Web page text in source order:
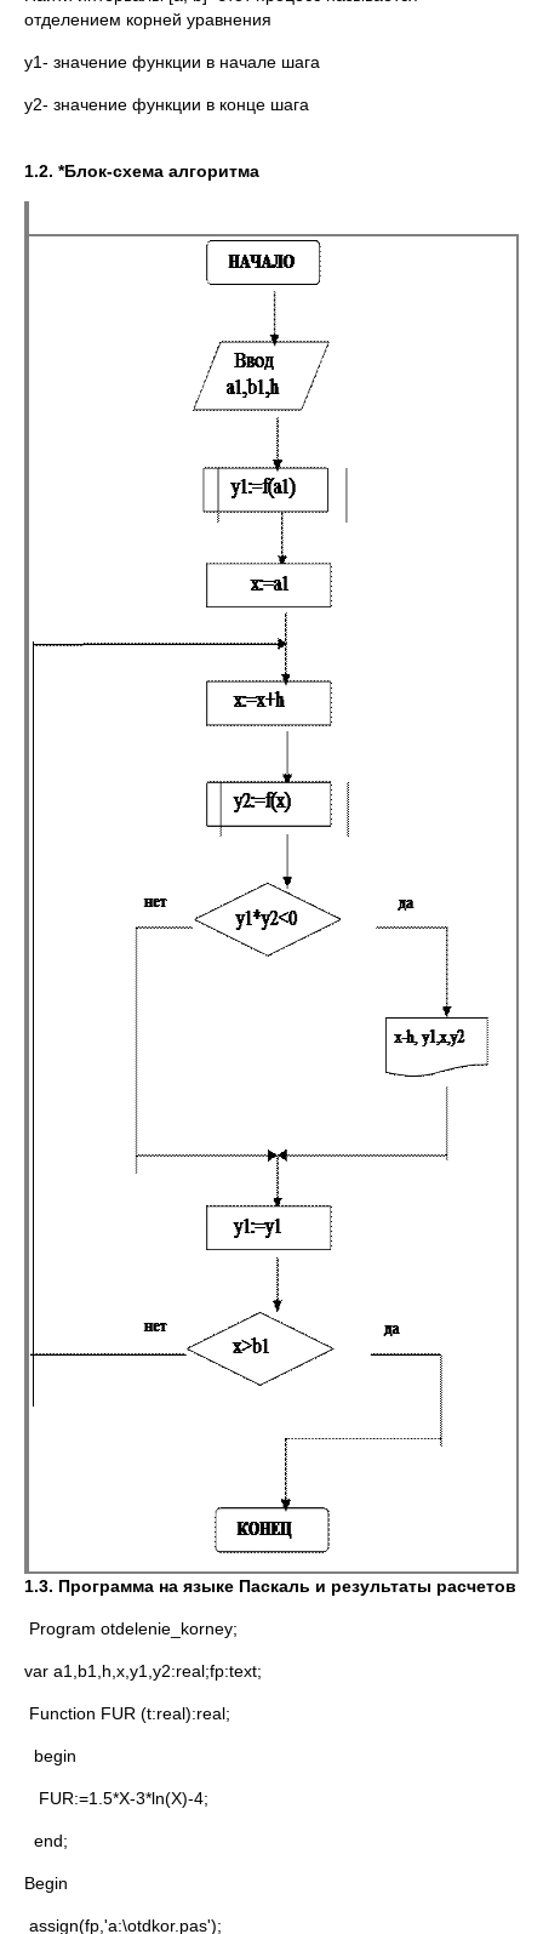
отделением корней уравнения
y1- значение функции в начале шага
y2- значение функции в конце шага
1.2. *Блок-схема алгоритма
1.3. Программа на языке Паскаль и результаты расчетов
Program otdelenie_korney;
var a1,b1,h,x,y1,y2:real;fp:text;
Function FUR (t:real):real;
begin
FUR:=1.5*Х-3*ln(X)-4;
end;
Begin
assign(fp,'a:\otdkor.pas');